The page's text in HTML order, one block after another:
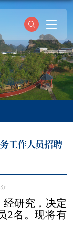
工作人员招聘
经研究，决定
2名。现将有